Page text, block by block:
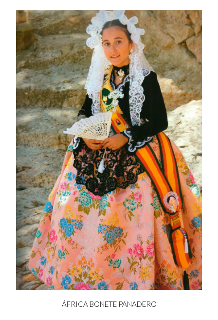
ÁFRICA BONETE PANADERO